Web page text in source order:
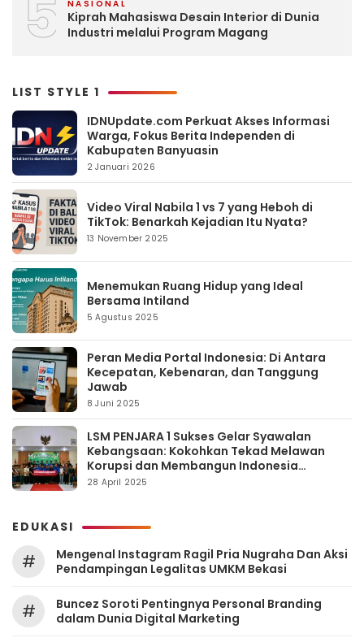
5 NASIONAL
Kiprah Mahasiswa Desain Interior di Dunia
Industri melalui Program Magang
LIST STYLE 1
IDNUpdate.com Perkuat Akses Informasi
Warga, Fokus Berita Independen di
Kabupaten Banyuasin
2 Januari 2026
Video Viral Nabila 1 vs 7 yang Heboh di
TikTok: Benarkah Kejadian Itu Nyata?
13 November 2025
Menemukan Ruang Hidup yang Ideal
Bersama Intiland
5 Agustus 2025
Peran Media Portal Indonesia: Di Antara
Kecepatan, Kebenaran, dan Tanggung
Jawab
8 Juni 2025
LSM PENJARA 1 Sukses Gelar Syawalan
Kebangsaan: Kokohkan Tekad Melawan
Korupsi dan Membangun Indonesia
Berintegritas
28 April 2025
EDUKASI
#
Mengenal Instagram Ragil Pria Nugraha Dan Aksi
Pendampingan Legalitas UMKM Bekasi
#
‎Buncez Soroti Pentingnya Personal Branding
dalam Dunia Digital Marketing